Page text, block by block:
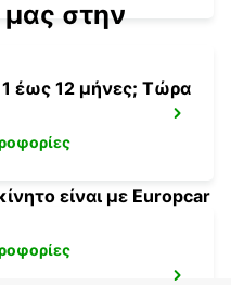
στην
έως 12 μήνες; Τώρα
είναι με Europcar